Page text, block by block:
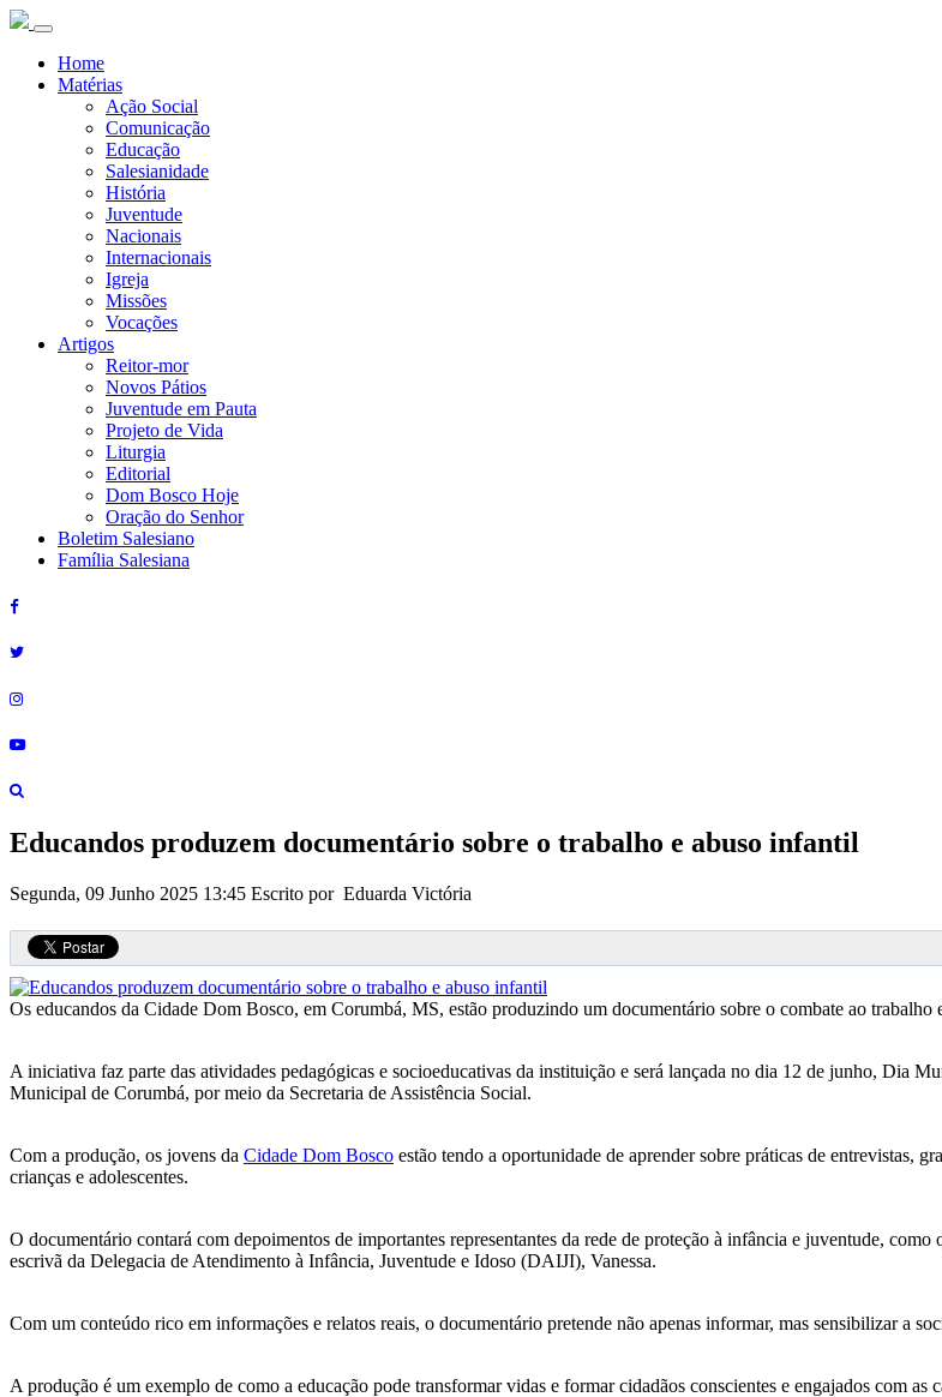
Home
Matérias
Ação Social
Comunicação
Educação
Salesianidade
História
Juventude
Nacionais
Internacionais
Igreja
Missões
Vocações
Artigos
Reitor-mor
Novos Pátios
Juventude em Pauta
Projeto de Vida
Liturgia
Editorial
Dom Bosco Hoje
Oração do Senhor
Boletim Salesiano
Família Salesiana
Educandos produzem documentário sobre o trabalho e abuso infantil
Segunda, 09 Junho 2025 13:45 Escrito por Eduarda Victória
Os educandos da Cidade Dom Bosco, em Corumbá, MS, estão produzindo um documentário sobre o combate ao trabalho
A iniciativa faz parte das atividades pedagógicas e socioeducativas da instituição e será lançada no dia 12 de junho, Dia
Municipal de Corumbá, por meio da Secretaria de Assistência Social.
Com a produção, os jovens da Cidade Dom Bosco estão tendo a oportunidade de aprender sobre práticas de entrevistas,
crianças e adolescentes.
O documentário contará com depoimentos de importantes representantes da rede de proteção à infância e juventude,
escrivã da Delegacia de Atendimento à Infância, Juventude e Idoso (DAIJI), Vanessa.
Com um conteúdo rico em informações e relatos reais, o documentário pretende não apenas informar, mas sensibilizar a
A produção é um exemplo de como a educação pode transformar vidas e formar cidadãos conscientes e engajados com as